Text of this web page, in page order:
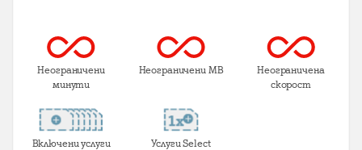
Неограничени
минути
Неограничени MB Неограничена
скорост
Включени услуги Услуги Select